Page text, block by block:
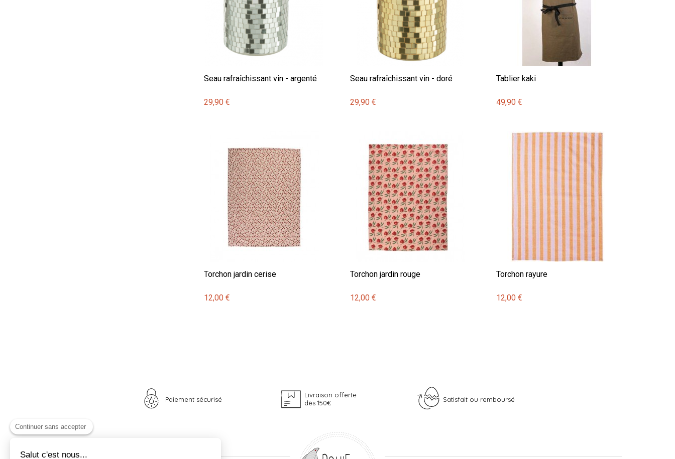
Seau rafraîchissant vin - argenté
29,90 €
Seau rafraîchissant vin - doré
29,90 €
Tablier kaki
49,90 €
Torchon jardin cerise
12,00 €
Torchon jardin rouge
12,00 €
Torchon rayure
12,00 €
Paiement sécurisé
Livraison offerte
dès 150€
Satisfait ou remboursé
Continuer sans accepter
Salut c'est nous...